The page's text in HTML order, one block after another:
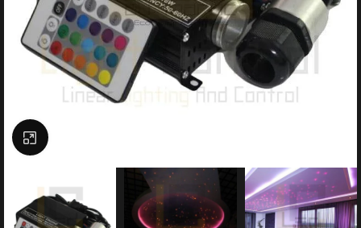
Click to enlarge